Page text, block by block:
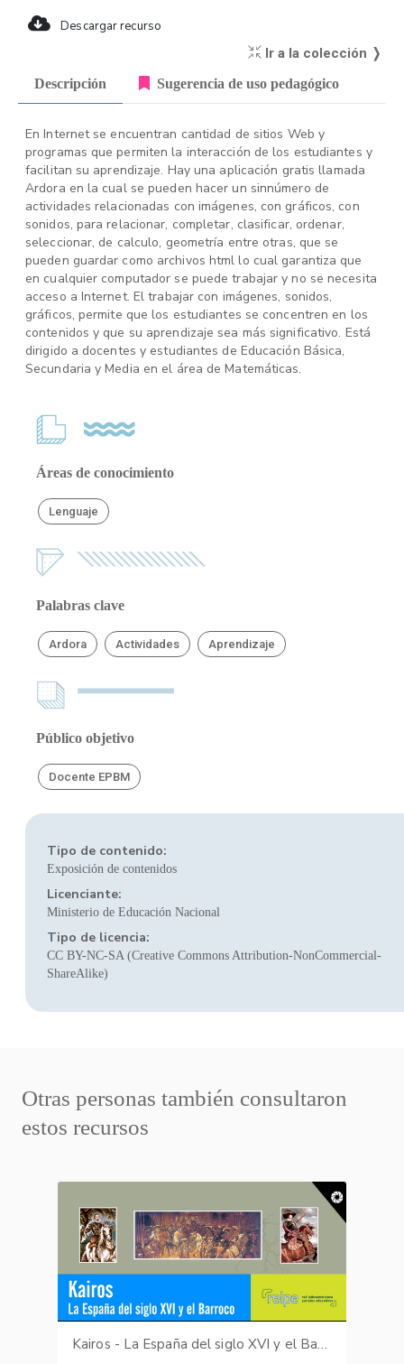
Descargar recurso
Ir a la colección ❭
Descripción Sugerencia de uso pedagógico
En Internet se encuentran cantidad de sitios Web y
programas que permiten la interacción de los estudiantes y
facilitan su aprendizaje. Hay una aplicación gratis llamada
Ardora en la cual se pueden hacer un sinnúmero de
actividades relacionadas con imágenes, con gráficos, con
sonidos, para relacionar, completar, clasificar, ordenar,
seleccionar, de calculo, geometría entre otras, que se
pueden guardar como archivos html lo cual garantiza que
en cualquier computador se puede trabajar y no se necesita
acceso a Internet. El trabajar con imágenes, sonidos,
gráficos, permite que los estudiantes se concentren en los
contenidos y que su aprendizaje sea más significativo. Está
dirigido a docentes y estudiantes de Educación Básica,
Secundaria y Media en el área de Matemáticas.
Áreas de conocimiento
Lenguaje
Palabras clave
Ardora Actividades Aprendizaje
Público objetivo
Docente EPBM
Tipo de contenido:
Exposición de contenidos
Licenciante:
Ministerio de Educación Nacional
Tipo de licencia:
CC BY-NC-SA (Creative Commons Attribution-NonCommercial-
ShareAlike)
Otras personas también consultaron
estos recursos
Kairos - La España del siglo XVI y el Barroco